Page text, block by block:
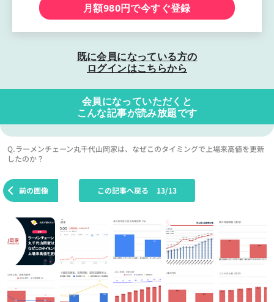
月額980円で今すぐ登録
既に会員になっている方の
ログインはこちらから
会員になっていただくと
こんな記事が読み放題です
Q.ラーメンチェーン丸千代山岡家は、なぜこのタイミングで上場来高値を更新
したのか？
前の画像 この記事へ戻る 13/13